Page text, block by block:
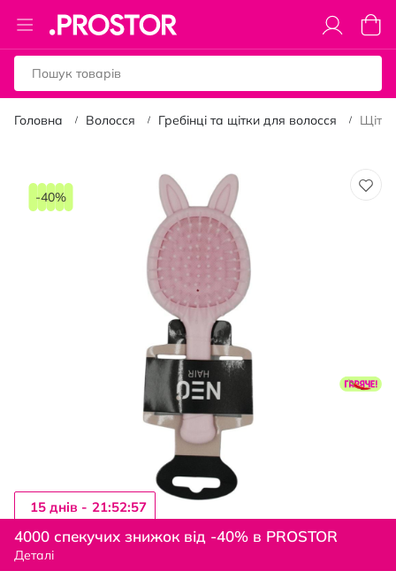
Toggle
Nav
Кошик
Головна Волосся Гребінці та щітки для волосся
кінця
-40%
Перейти
до
початку
галереї
4000 спекучих знижок від -40% в PROSTOR
Деталі
15 днiв - 21:52:56